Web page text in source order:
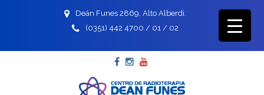
Deán Funes 2869, Alto Alberdi.
(0351) 442 4700 / 01 / 02